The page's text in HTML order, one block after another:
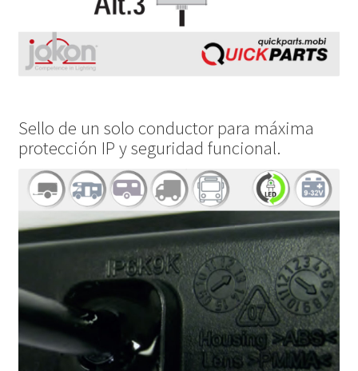
Sello de un solo conductor para máxima
protección IP y seguridad funcional.